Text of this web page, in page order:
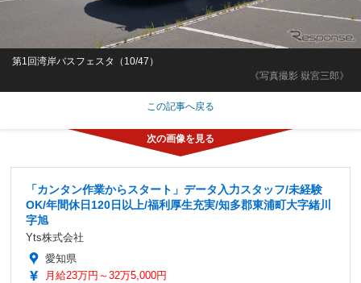
《写真撮影 嶽宮三郎》
第1回湾岸バスフェスタ（10/47）
この記事へ戻る
「カンタン作業からスタート」データ入力スタッフ/未経験
OK/年間休日120日以上/福利厚生充実/知多郡東浦町大字緒川
字旭
Yts株式会社
愛知県
月給23万円～32万5,000円